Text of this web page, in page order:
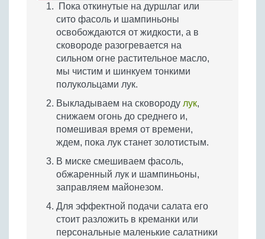
Пока откинутые на дуршлаг или
сито фасоль и шампиньоны
освобождаются от жидкости, а в
сковороде разогревается на
сильном огне растительное масло,
мы чистим и шинкуем тонкими
полукольцами лук.
Выкладываем на сковороду лук,
снижаем огонь до среднего и,
помешивая время от времени,
ждем, пока лук станет золотистым.
В миске смешиваем фасоль,
обжаренный лук и шампиньоны,
заправляем майонезом.
Для эффектной подачи салата его
стоит разложить в креманки или
персональные маленькие салатники